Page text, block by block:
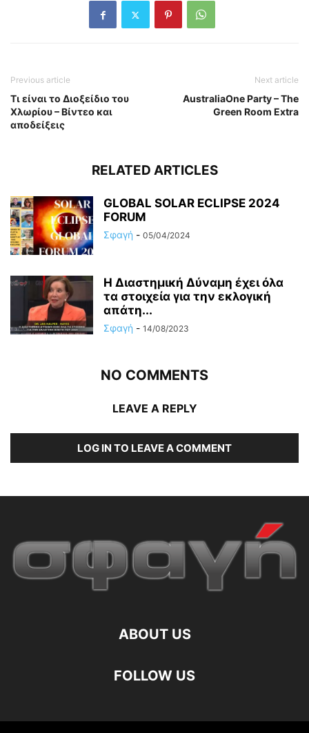
Previous article
Τι είναι το Διοξείδιο του
Χλωρίου – Βίντεο και
αποδείξεις
Next article
AustraliaOne Party – The
Green Room Extra
RELATED ARTICLES
GLOBAL SOLAR ECLIPSE 2024
FORUM
Σφαγή - 05/04/2024
Η Διαστημική Δύναμη έχει όλα
τα στοιχεία για την εκλογική
απάτη...
Σφαγή - 14/08/2023
NO COMMENTS
LEAVE A REPLY
LOG IN TO LEAVE A COMMENT
ABOUT US
FOLLOW US